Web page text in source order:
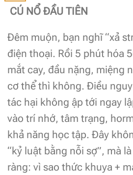
CÚ NỔ ĐẦU TIÊN
Đêm muộn, bạn nghĩ “xả
điện thoại. Rồi 5 phút hóa
mắt cay, đầu nặng, miệng
cơ thể thì không. Điều
tác hại không ập tới ngay
vào trí nhớ, tâm trạng,
khả năng học tập. Đây
“kỷ luật bằng nỗi sợ”, mà
ràng: vì sao thức khuya +